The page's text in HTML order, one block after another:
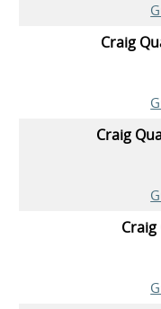
Craig
Craig